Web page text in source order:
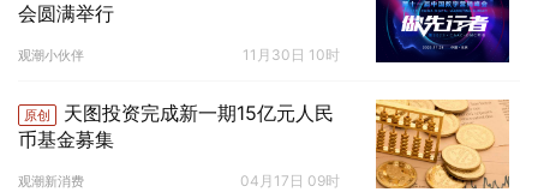
会圆满举行
观潮小伙伴 11月30日 10时
原创
天图投资完成新一期15亿元人民
币基金募集
观潮新消费 04月17日 09时